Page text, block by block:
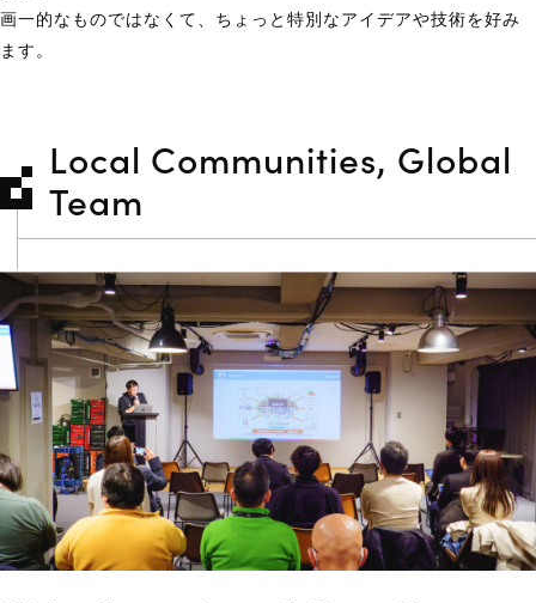
画一的なものではなくて、ちょっと特別なアイデアや技術を好み
ます。
Local Communities, Global
Team